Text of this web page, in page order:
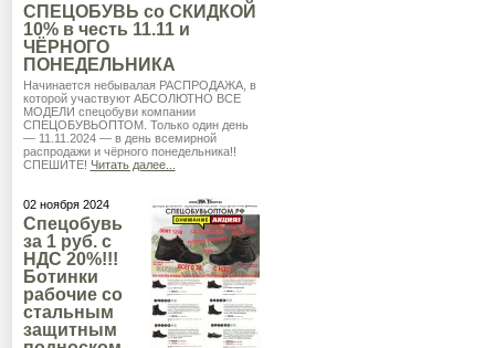
СПЕЦОБУВЬ со СКИДКОЙ
10% в честь 11.11 и
ЧЁРНОГО
ПОНЕДЕЛЬНИКА
Начинается небывалая РАСПРОДАЖА, в
которой участвуют АБСОЛЮТНО ВСЕ
МОДЕЛИ спецобуви компании
СПЕЦОБУВЬОПТОМ. Только один день
— 11.11.2024 — в день всемирной
распродажи и чёрного понедельника!!
СПЕШИТЕ! Читать далее...
02 ноября 2024
Спецобувь
за 1 руб. с
НДС 20%!!!
Ботинки
рабочие со
стальным
защитным